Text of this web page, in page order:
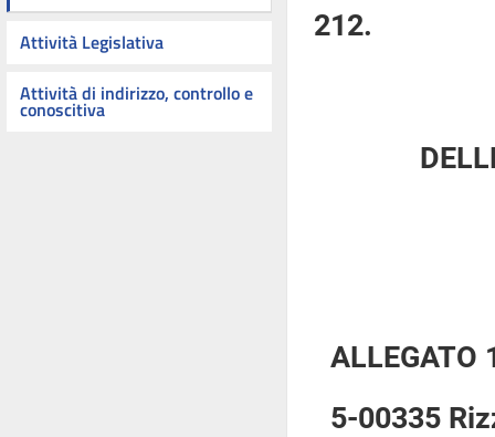
Attività Legislativa
Attività di indirizzo, controllo e
conoscitiva
212.
ALLEGATO
5-00335